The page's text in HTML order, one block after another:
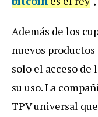
Además de los
nuevos
solo el acceso
su uso. La
TPV universal